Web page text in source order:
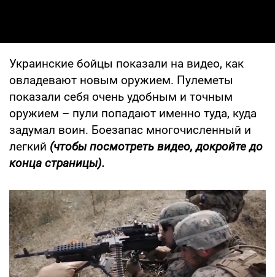
Украинские бойцы показали на видео, как
овладевают новым оружием. Пулеметы
показали себя очень удобным и точным
оружием – пули попадают именно туда, куда
задумал воин. Боезапас многочисленный и
легкий (чтобы посмотреть видео, докройте до
конца страницы).